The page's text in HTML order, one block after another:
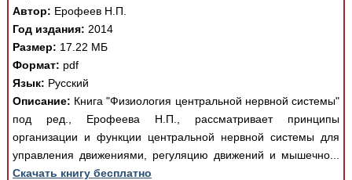
Автор: Ерофеев Н.П.
Год издания: 2014
Размер: 17.22 МБ
Формат: pdf
Язык: Русский
Описание: Книга "Физиология центральной нервной системы"
под ред., Ерофеева Н.П., рассматривает принципы
организации и функции центральной нервной системы для
управления движениями, регуляцию движений и мышечно...
Скачать книгу бесплатно